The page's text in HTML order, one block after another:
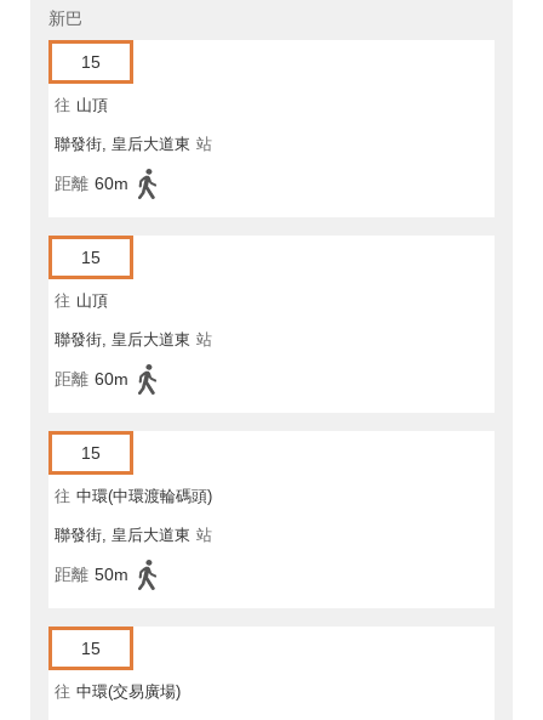
新巴
15
往 山頂
聯發街, 皇后大道東 站
距離 60m
15
往 山頂
聯發街, 皇后大道東 站
距離 60m
15
往 中環(中環渡輪碼頭)
聯發街, 皇后大道東 站
距離 50m
15
往 中環(交易廣場)